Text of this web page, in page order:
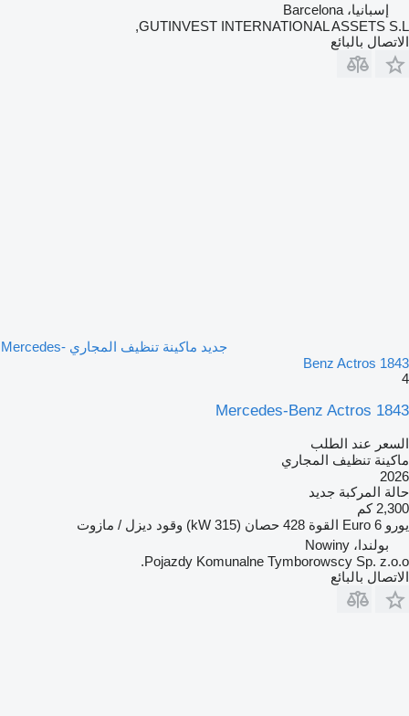
إسبانيا، Barcelona
GUTINVEST INTERNATIONAL ASSETS S.L,
الاتصال بالبائع
جديد ماكينة تنظيف المجاري Mercedes-
Benz Actros 1843
4
Mercedes-Benz Actros 1843
السعر عند الطلب
ماكينة تنظيف المجاري
2026
حالة المركبة جديد
2,300 كم
يورو Euro 6 القوة 428 حصان (315 kW) وقود ديزل / مازوت
بولندا، Nowiny
Pojazdy Komunalne Tymborowscy Sp. z.o.o.
الاتصال بالبائع